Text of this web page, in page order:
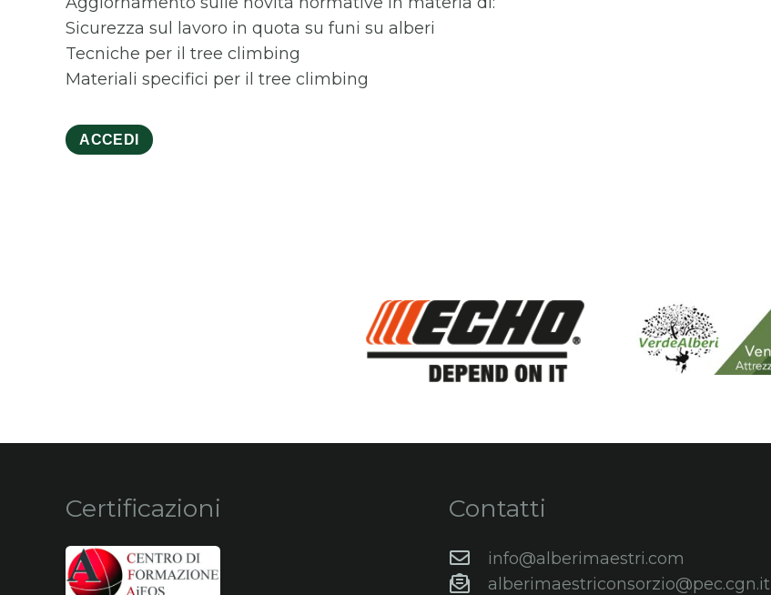
Sicurezza sul lavoro in quota su funi su alberi
Tecniche per il tree climbing
Materiali specifici per il tree climbing
ACCEDI
Certificazioni Contatti
info@alberimaestri.com
alberimaestriconsorzio@pec.cgn.it